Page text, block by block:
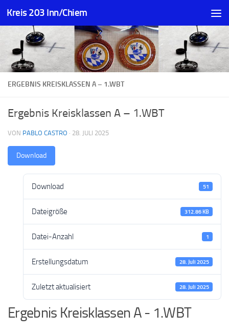
Zum Inhalt springen
Kreis 203 Inn/Chiem
ERGEBNIS KREISKLASSEN A – 1.WBT
Ergebnis Kreisklassen A – 1.WBT
VON PABLO CASTRO · 28. JULI 2025
Download
Download 51
Dateigröße 312.86 KB
Datei-Anzahl 1
Erstellungsdatum 28. Juli 2025
Zuletzt aktualisiert 28. Juli 2025
Ergebnis Kreisklassen A - 1.WBT